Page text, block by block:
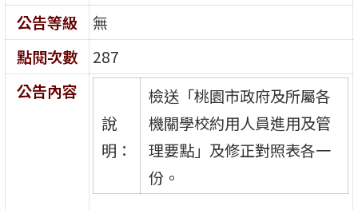
公告等級
無
點閱次數
287
公告內容
說
明：
檢送「桃園市政府及所屬各
機關學校約用人員進用及管
理要點」及修正對照表各一
份。